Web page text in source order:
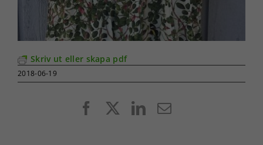
Skriv ut eller skapa pdf
2018-06-19
FacebookLinkedIn
E-